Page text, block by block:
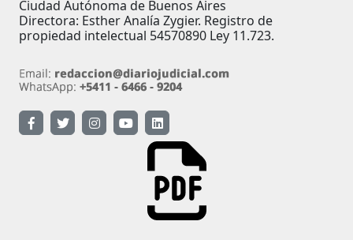
Ciudad Autónoma de Buenos Aires
Directora: Esther Analía Zygier. Registro de
propiedad intelectual 54570890 Ley 11.723.